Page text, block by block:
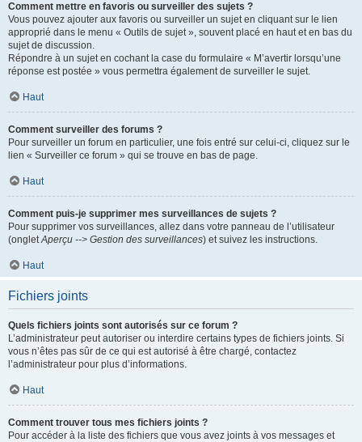
Comment mettre en favoris ou surveiller des sujets ?
Vous pouvez ajouter aux favoris ou surveiller un sujet en cliquant sur le lien
approprié dans le menu « Outils de sujet », souvent placé en haut et en bas du
sujet de discussion.
Répondre à un sujet en cochant la case du formulaire « M’avertir lorsqu’une
réponse est postée » vous permettra également de surveiller le sujet.
Haut
Comment surveiller des forums ?
Pour surveiller un forum en particulier, une fois entré sur celui-ci, cliquez sur le
lien « Surveiller ce forum » qui se trouve en bas de page.
Haut
Comment puis-je supprimer mes surveillances de sujets ?
Pour supprimer vos surveillances, allez dans votre panneau de l’utilisateur
(ongletAperçu --> Gestion des surveillances) et suivez les instructions.
Haut
Fichiers joints
Quels fichiers joints sont autorisés sur ce forum ?
L’administrateur peut autoriser ou interdire certains types de fichiers joints. Si
vous n’êtes pas sûr de ce qui est autorisé à être chargé, contactez
l’administrateur pour plus d’informations.
Haut
Comment trouver tous mes fichiers joints ?
Pour accéder à la liste des fichiers que vous avez joints à vos messages et